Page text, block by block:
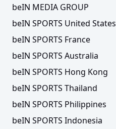
beIN MEDIA GROUP
beIN SPORTS United States
beIN SPORTS France
beIN SPORTS Australia
beIN SPORTS Hong Kong
beIN SPORTS Thailand
beIN SPORTS Philippines
beIN SPORTS Indonesia